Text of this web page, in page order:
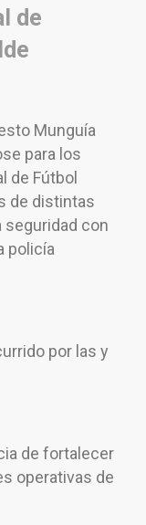
de
Munguía
para los
de Fútbol
de distintas
seguridad con
policía
por las y
de fortalecer
operativas de